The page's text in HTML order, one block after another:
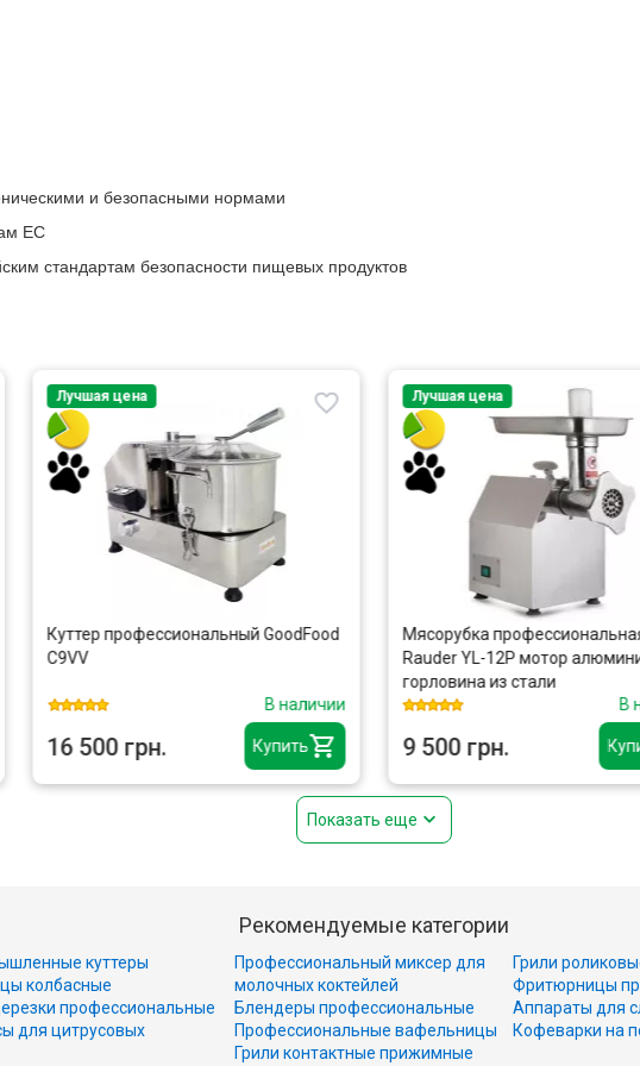
и безопасными нормами
ЕС
стандартам безопасности пищевых продуктов
Купить
Лучшая цена
Куттер профессиональный GoodFood
C9VV
В наличии
16 500 грн.
Лучшая цена
Мясорубка профессиональная
Rauder YL-12P мотор
горловина из стали
В
9 500 грн.
Показать еще
Рекомендуемые категории
куттеры
колбасные
профессиональные
для цитрусовых
Профессиональный миксер для
молочных коктейлей
Блендеры профессиональные
Профессиональные вафельницы
Грили контактные прижимные
Грили
Фритюрницы
Аппараты для
Кофеварки на